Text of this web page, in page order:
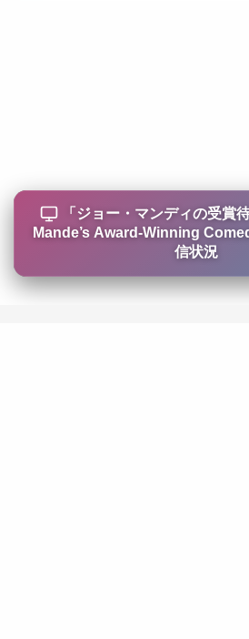
「 ジョー・マンディの受賞
Mande’s Award-Winning
信状況